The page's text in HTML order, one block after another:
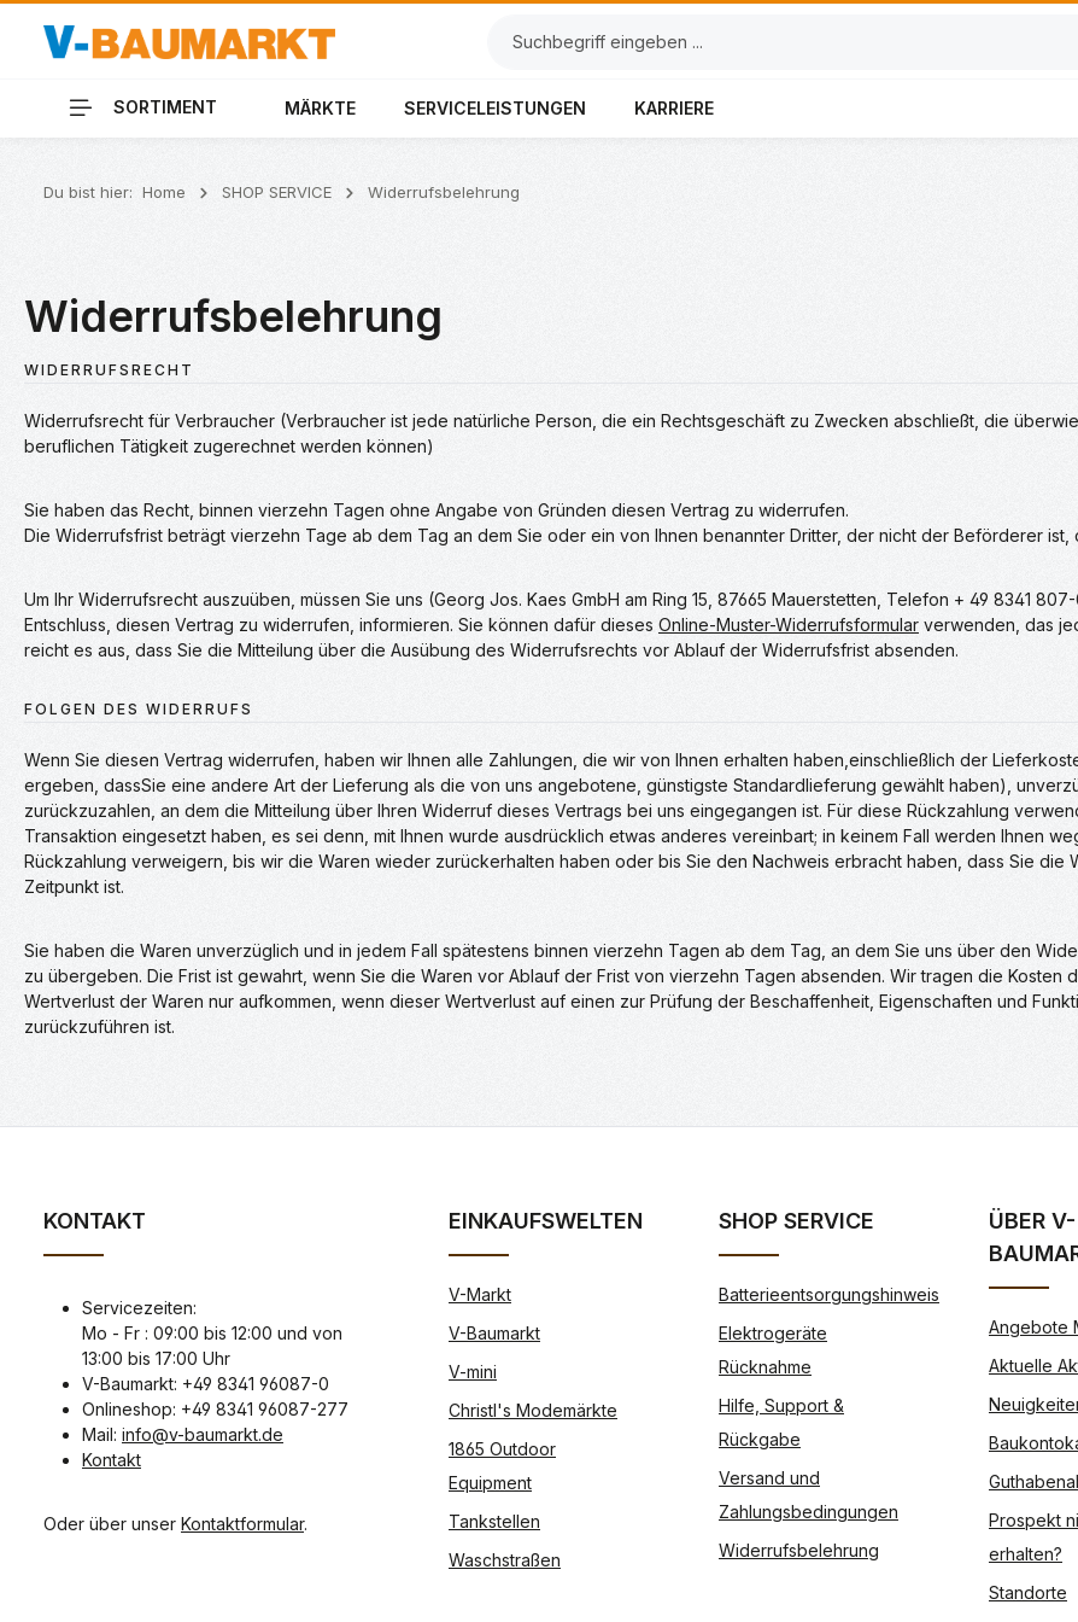
Hauptinhalt springen
Zur Suche springen
Zur Hauptnavigation springen
SORTIMENT MÄRKTE SERVICELEISTUNGEN KARRIERE
Du bist hier: Home SHOP SERVICE Widerrufsbelehrung
Widerrufsbelehrung
WIDERRUFSRECHT
Widerrufsrecht für Verbraucher (Verbraucher ist jede natürliche Person, die ein Rechtsgeschäft zu Zwecken abschließt, die
beruflichen Tätigkeit zugerechnet werden können)
Sie haben das Recht, binnen vierzehn Tagen ohne Angabe von Gründen diesen Vertrag zu widerrufen.
Die Widerrufsfrist beträgt vierzehn Tage ab dem Tag an dem Sie oder ein von Ihnen benannter Dritter, der nicht der Beförderer ist,
Um Ihr Widerrufsrecht auszuüben, müssen Sie uns (Georg Jos. Kaes GmbH am Ring 15, 87665 Mauerstetten, Telefon + 49 8341
Entschluss, diesen Vertrag zu widerrufen, informieren. Sie können dafür dieses Online-Muster-Widerrufsformular verwenden, das
reicht es aus, dass Sie die Mitteilung über die Ausübung des Widerrufsrechts vor Ablauf der Widerrufsfrist absenden.
FOLGEN DES WIDERRUFS
Wenn Sie diesen Vertrag widerrufen, haben wir Ihnen alle Zahlungen, die wir von Ihnen erhalten haben,einschließlich der
ergeben, dassSie eine andere Art der Lieferung als die von uns angebotene, günstigste Standardlieferung gewählt haben),
zurückzuzahlen, an dem die Mitteilung über Ihren Widerruf dieses Vertrags bei uns eingegangen ist. Für diese Rückzahlung
Transaktion eingesetzt haben, es sei denn, mit Ihnen wurde ausdrücklich etwas anderes vereinbart; in keinem Fall werden Ihnen
Rückzahlung verweigern, bis wir die Waren wieder zurückerhalten haben oder bis Sie den Nachweis erbracht haben, dass Sie
Zeitpunkt ist.
Sie haben die Waren unverzüglich und in jedem Fall spätestens binnen vierzehn Tagen ab dem Tag, an dem Sie uns über den
zu übergeben. Die Frist ist gewahrt, wenn Sie die Waren vor Ablauf der Frist von vierzehn Tagen absenden. Wir tragen die Kosten
Wertverlust der Waren nur aufkommen, wenn dieser Wertverlust auf einen zur Prüfung der Beschaffenheit, Eigenschaften und
zurückzuführen ist.
KONTAKT
Servicezeiten:
Mo - Fr : 09:00 bis 12:00 und von
13:00 bis 17:00 Uhr
V-Baumarkt: +49 8341 96087-0
Onlineshop: +49 8341 96087-277
Mail: info@v-baumarkt.de
Kontakt
Oder über unser Kontaktformular.
EINKAUFSWELTEN
V-Markt
V-Baumarkt
V-mini
Christl's Modemärkte
1865 Outdoor
Equipment
Tankstellen
Waschstraßen
SHOP SERVICE
Batterieentsorgungshinweis
Elektrogeräte
Rücknahme
Hilfe, Support &
Rückgabe
Versand und
Zahlungsbedingungen
Widerrufsbelehrung
ÜBER V-
Angebote
Aktuelle
Prospekt
erhalten?
Standorte